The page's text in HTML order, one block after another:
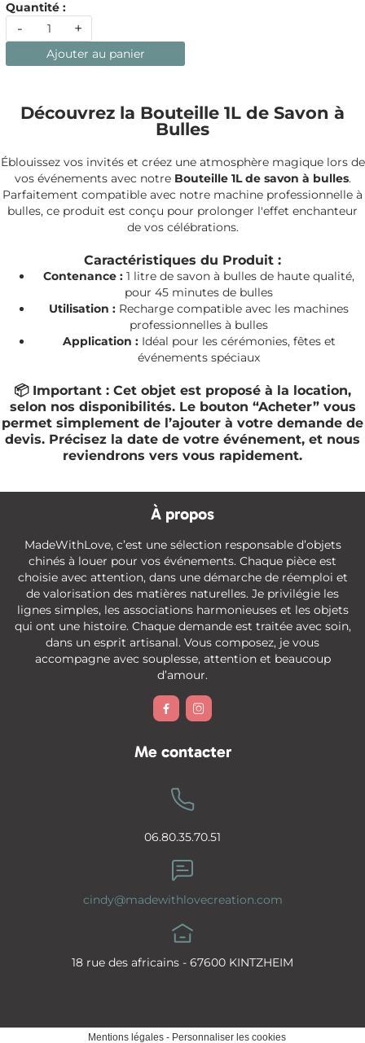
Quantité :
- +
Ajouter au panier
Découvrez la Bouteille 1L de Savon à
Bulles
Éblouissez vos invités et créez une atmosphère magique lors de
vos événements avec notre Bouteille 1L de savon à bulles.
Parfaitement compatible avec notre machine professionnelle à
bulles, ce produit est conçu pour prolonger l'effet enchanteur
de vos célébrations.
Caractéristiques du Produit :
Contenance : 1 litre de savon à bulles de haute qualité,
pour 45 minutes de bulles
Utilisation : Recharge compatible avec les machines
professionnelles à bulles
Application :Idéal pour les cérémonies, fêtes et
événements spéciaux
📦 Important : Cet objet est proposé à la location,
selon nos disponibilités. Le bouton “Acheter” vous
permet simplement de l’ajouter à votre demande de
devis. Précisez la date de votre événement, et nous
reviendrons vers vous rapidement.
À propos
MadeWithLove, c’est une sélection responsable d’objets
chinés à louer pour vos événements. Chaque pièce est
choisie avec attention, dans une démarche de réemploi et
de valorisation des matières naturelles. Je privilégie les
lignes simples, les associations harmonieuses et les objets
qui ont une histoire. Chaque demande est traitée avec soin,
dans un esprit artisanal. Vous composez, je vous
accompagne avec souplesse, attention et beaucoup
d’amour.
 
Me contacter
06.80.35.70.51
cindy@madewithlovecreation.com
18 rue des africains - 67600 KINTZHEIM
Mentions légales- Personnaliser les cookies